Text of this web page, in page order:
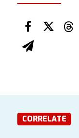
CORRELATE